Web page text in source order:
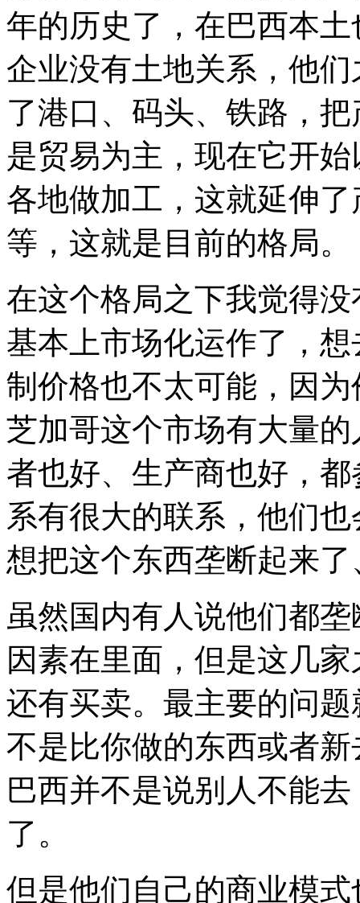
年的历史了，在巴西本
企业没有土地关系，他
了港口、码头、铁路，
是贸易为主，现在它开
各地做加工，这就延伸
等，这就是目前的格局。
在这个格局之下我觉得
基本上市场化运作了，
制价格也不太可能，因
芝加哥这个市场有大量
者也好、生产商也好，
系有很大的联系，他们
想把这个东西垄断起来
虽然国内有人说他们都
因素在里面，但是这几
还有买卖。最主要的问
不是比你做的东西或者
巴西并不是说别人不能
了。
但是他们自己的商业模